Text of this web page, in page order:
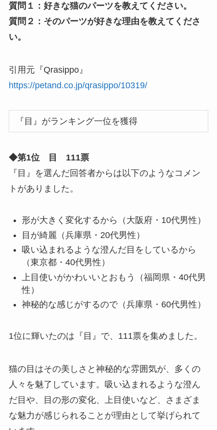
質問１：好きな猫のパーツを教えてください。
質問２：そのパーツが好きな理由を教えてくださ
い。
引用元『Qrasippo』
https://petand.co.jp/qrasippo/10319/
『目』がランキング一位を獲得
◆第1位 目 111票
『目』を選んだ回答者からは以下のようなコメン
トがありました。
形が大きく変化するから（大阪府・10代男性）
目が綺麗（兵庫県・20代男性）
吸い込まれるような澄んだ目をしているから
（東京都・40代男性）
上目使いがかわいいとおもう（福岡県・40代男
性）
神秘的な感じがするので（兵庫県・60代男性）
1位に輝いたのは『目』で、111票を集めました。
猫の目はその美しさと神秘的な雰囲気が、多くの
人々を魅了しています。吸い込まれるような澄ん
だ目や、目の形の変化、上目使いなど、さまざま
な魅力が感じられることが理由として挙げられて